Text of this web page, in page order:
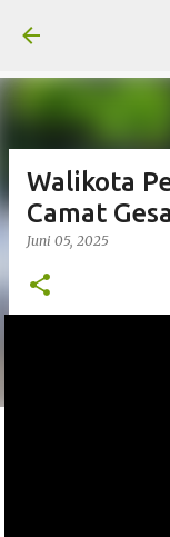
Walikota
Camat
Juni 05, 2025